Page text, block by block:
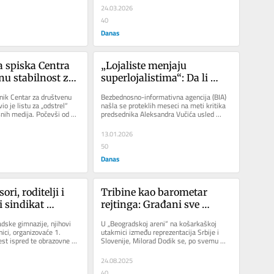
24.03.2026
40
Danas
spiska Centra
stabilnost za
timu, pa
za
Centar za društvenu
je listu za „odstrel“
medija. Počevši od
„Lojaliste menjaju
superlojalistima“: Da li
BIA?
Bezbednosno-informativna agencija (BIA)
našla se proteklih meseci na meti kritika
predsednika Aleksandra Vučića usled
višemesečne...
13.01.2026
50
Danas
roditelji i
sindikat
gimnazije
gimnazije, njihovi
organizovaće 1.
ispred te obrazovne
nastupiti...
Tribine kao barometar
rejtinga: Građani sve
njihovih saveznika
U „Beogradskoj areni“ na košarkaškoj
utakmici između reprezentacija Srbije i
Slovenije, Milorad Dodik se, po svemu
sudeći, nije najbolje...
24.08.2025